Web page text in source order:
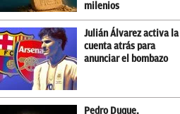
milenios
Julián Álvarez activa la
cuenta atrás para
anunciar el bombazo
Pedro Duque,